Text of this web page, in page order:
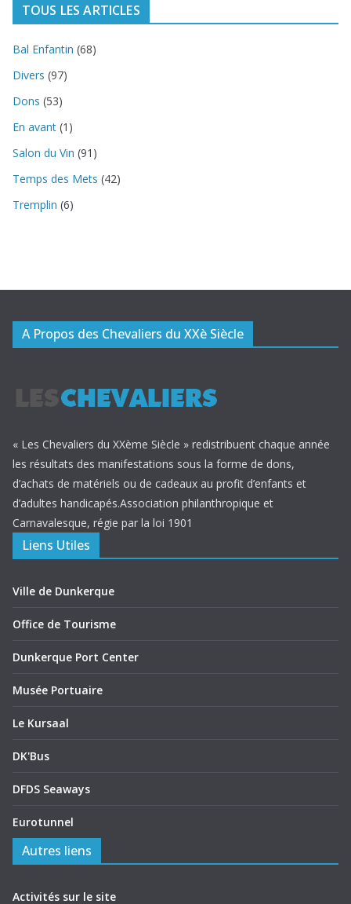
TOUS LES ARTICLES
Bal Enfantin (68)
Divers (97)
Dons (53)
En avant (1)
Salon du Vin (91)
Temps des Mets (42)
Tremplin (6)
A Propos des Chevaliers du XXè Siècle
« Les Chevaliers du XXème Siècle » redistribuent chaque année
les résultats des manifestations sous la forme de dons,
d’achats de matériels ou de cadeaux au profit d’enfants et
d’adultes handicapés.Association philanthropique et
Carnavalesque, régie par la loi 1901
Liens Utiles
Ville de Dunkerque
Office de Tourisme
Dunkerque Port Center
Musée Portuaire
Le Kursaal
DK'Bus
DFDS Seaways
Eurotunnel
Autres liens
Activités sur le site